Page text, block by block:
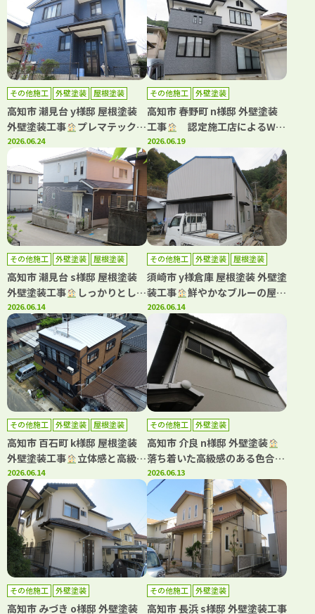
その他施工 外壁塗装 屋根塗装
高知市 潮見台 y様邸 屋根塗装
外壁塗装工事
プレマテックス
の高耐候塗料で塗装しました
(^^)
2026.06.24
その他施工 外壁塗装
高知市 春野町 n様邸 外壁塗装
工事
認定施工店によるWB
アート多彩仕上げで高級感ある
住まいへ！
2026.06.19
その他施工 外壁塗装 屋根塗装
高知市 潮見台 s様邸 屋根塗装
外壁塗装工事
しっかりとした
安心できる工事をご提案させて
いただきました
2026.06.14
その他施工 外壁塗装 屋根塗装
須崎市 y様倉庫 屋根塗装 外壁塗
装工事
鮮やかなブルーの屋根
で明るい雰囲気にイメチェン
2026.06.14
その他施工 外壁塗装 屋根塗装
高知市 百石町 k様邸 屋根塗装
外壁塗装工事
立体感と高級感
が素晴らしい塗料です
2026.06.14
その他施工 外壁塗装
高知市 介良 n様邸 外壁塗装
落ち着いた高級感のある色合い
でご満足いただけました
2026.06.13
その他施工 外壁塗装
高知市 みづき o様邸 外壁塗装
その他施工 外壁塗装
高知市 長浜 s様邸 外壁塗装工事